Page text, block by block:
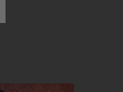
Varianten